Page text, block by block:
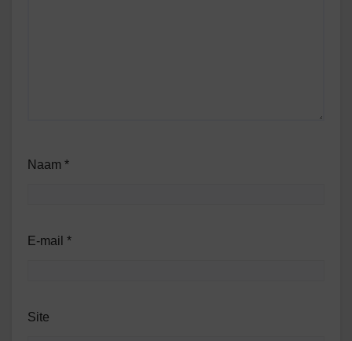
Naam *
E-mail *
Site